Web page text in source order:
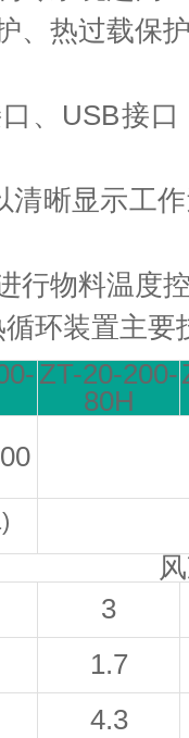
、热过载保
、USB接
清晰显示工
行物料温度
环装置主要
ZT-20-200-
80H
3
1.7
4.3